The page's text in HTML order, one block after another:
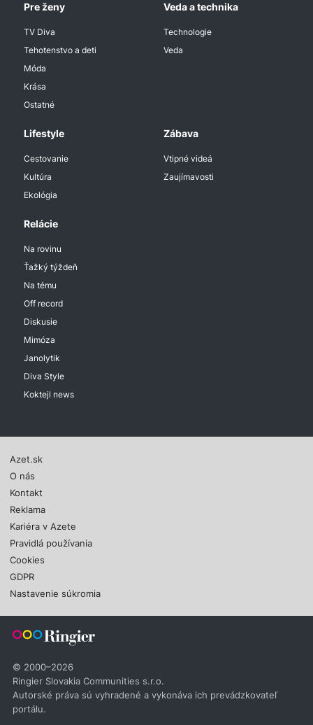
Pre ženy
TV Diva
Tehotenstvo a deti
Móda
Krása
Ostatné
Veda a technika
Technologie
Veda
Lifestyle
Cestovanie
Kultúra
Ekológia
Zábava
Vtipné videá
Zaujímavosti
Relácie
Na rovinu
Ťažký týždeň
Na tému
Off record
Diskusie
Mimóza
Janolytik
Diva Style
Koktejl news
Azet.sk
O nás
Kontakt
Reklama
Kariéra v Azete
Pravidlá používania
Cookies
GDPR
Nastavenie súkromia
© 2000–2026
Ringier Slovakia Communities s.r.o.
Autorské práva sú vyhradené a vykonáva ich prevádzkovateľ
portálu.